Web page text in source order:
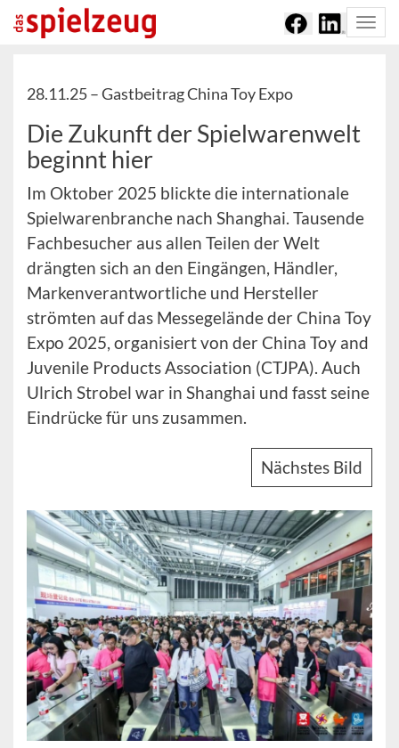
28.11.25 –Gastbeitrag China Toy Expo
Die Zukunft der Spielwarenwelt
beginnt hier
Im Oktober 2025 blickte die internationale
Spielwarenbranche nach Shanghai. Tausende
Fachbesucher aus allen Teilen der Welt
drängten sich an den Eingängen, Händler,
Markenverantwortliche und Hersteller
strömten auf das Messegelände der China Toy
Expo 2025, organisiert von der China Toy and
Juvenile Products Association (CTJPA). Auch
Ulrich Strobel war in Shanghai und fasst seine
Eindrücke für uns zusammen.
Nächstes Bild